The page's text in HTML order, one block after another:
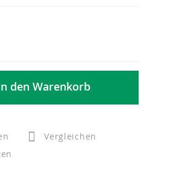
den Warenkorb
Vergleichen